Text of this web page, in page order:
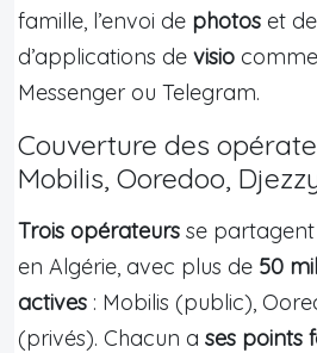
famille, l’envoi de photos et de
d’applications de visio
Messenger ou Telegram.
Couverture des
Mobilis, Ooredoo,
Trois opérateurs se
en Algérie, avec plus de 50
actives : Mobilis (public),
(privés). Chacun a ses points